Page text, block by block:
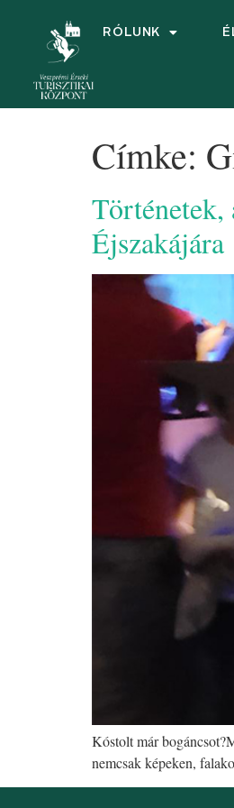
RÓLUNK
Címke:
Történetek,
Éjszakájára
Kóstolt már
nemcsak képeken,